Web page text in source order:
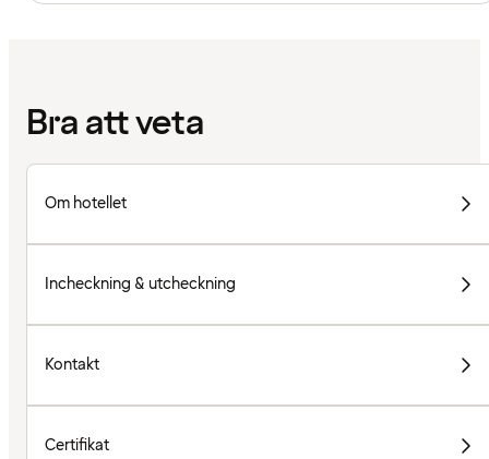
Bra att veta
Om hotellet
Incheckning & utcheckning
Kontakt
Certifikat